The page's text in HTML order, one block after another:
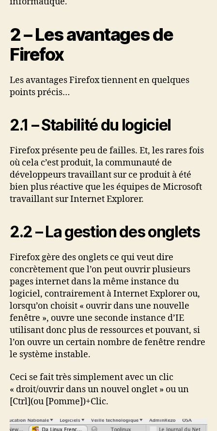
2 – Les avantages de
Firefox
Les avantages Firefox tiennent en quelques
points précis…
2.1 – Stabilité du logiciel
Firefox présente peu de failles. Et, les rares fois
où cela c’est produit, la communauté de
développeurs travaillant sur ce produit à été
bien plus réactive que les équipes de Microsoft
travaillant sur Internet Explorer.
2.2 – La gestion des onglets
Firefox gère des onglets ce qui veut dire
concrètement que l’on peut ouvrir plusieurs
pages internet dans la même instance du
logiciel, contrairement à Internet Explorer ou,
lorsqu’on choisit « ouvrir dans une nouvelle
fenêtre », ouvre une seconde instance d’IE
utilisant donc plus de ressources et pouvant, si
l’on ouvre un certain nombre de fenêtre rendre
le système instable.
Ceci se fait très simplement avec un clic
« droit/ouvrir dans un nouvel onglet » ou un
[Ctrl](ou [Pomme])+Clic.